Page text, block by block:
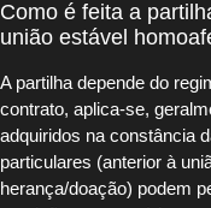
Como é feita a
união estável
A partilha depende do
contrato, aplica-se,
adquiridos na constância
particulares (anterior à
herança/doação) podem